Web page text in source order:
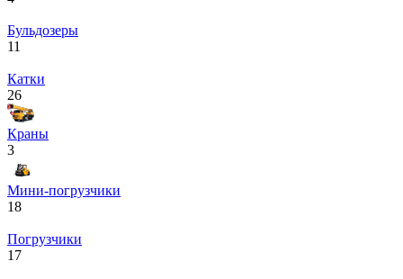
Бульдозеры
11
Катки
26
Краны
3
Мини-погрузчики
18
Погрузчики
17